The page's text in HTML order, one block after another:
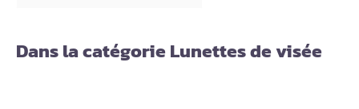
Dans la catégorie Lunettes de visée